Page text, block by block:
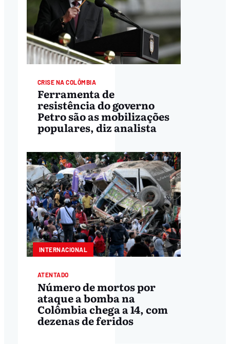
CRISE NA COLÔMBIA
Ferramenta de
resistência do governo
Petro são as mobilizações
populares, diz analista
INTERNACIONAL
ATENTADO
Número de mortos por
ataque a bomba na
Colômbia chega a 14, com
dezenas de feridos